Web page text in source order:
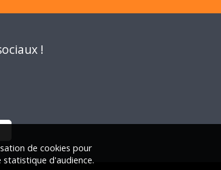
!
de cookies pour
statistique d'audience.